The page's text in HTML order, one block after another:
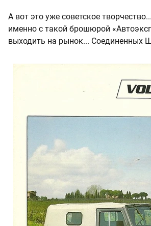
А вот это уже советское
именно с такой брошюрой
выходить на рынок... Соединенных